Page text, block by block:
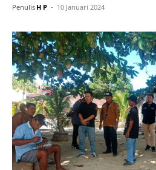
Penulis H P - 10 Januari 2024